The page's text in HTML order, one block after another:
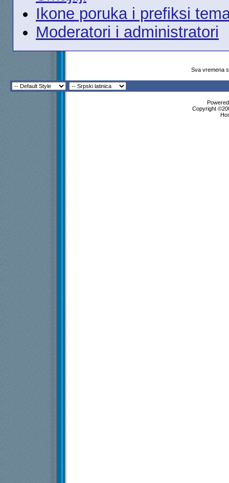
Ikone poruka i prefiksi
Moderatori i administratori
Sva vremena
Copyright